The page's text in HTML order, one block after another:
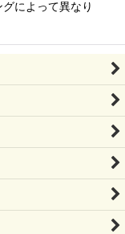
によって異なり